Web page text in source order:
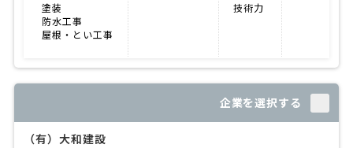
塗装
防水工事
屋根・とい工事
技術力
企業を選択する
（有）大和建設